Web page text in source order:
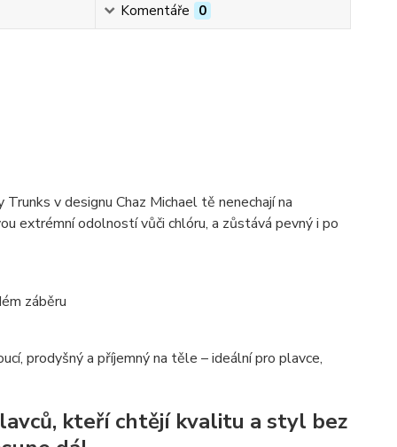
Komentáře 0
v designu Chaz Michaeltě nenechají na
extrémní odolností vůči chlóru, a zůstává pevný i po
záběru
prodyšný a příjemný na těle – ideální pro plavce,
kteří chtějí kvalitu a styl bez